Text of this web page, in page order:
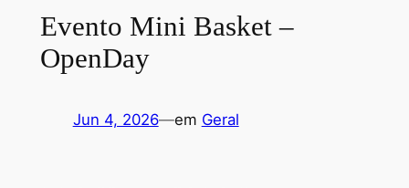
Evento Mini Basket –
OpenDay
Jun 4, 2026—em Geral